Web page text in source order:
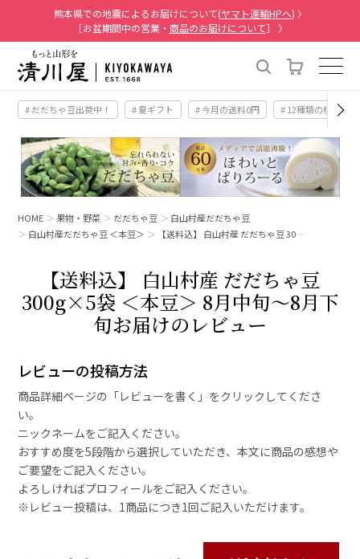
熊本県での地震によるお届けについて(ヤマト運輸HPへ) 〉
［お盆期間中の営業・ 商品のお届けについて］ 〉
# だだちゃ豆出荷中！ # 夏ギフト # 今月の送料0円 # 12種類の桃
HOME 果物・野菜 だだちゃ豆
白山村産だだちゃ豆
白山村産だだちゃ豆 ＜本豆＞
【送料込】 白山村産 だだちゃ豆 30…
【送料込】 白山村産 だだちゃ豆
300g×5袋 ＜本豆＞ 8月中旬～8月下
旬お届けのレビュー
レビューの投稿方法
商品詳細ページの「レビューを書く」をクリックしてくださ
い。
ニックネームをご記入ください。
おすすめ度を5段階から選択していただき、本文に商品の感想や
ご要望をご記入ください。
よろしければプロフィールをご記入ください。
※レビュー投稿は、1商品につき1回ご記入いただけます。